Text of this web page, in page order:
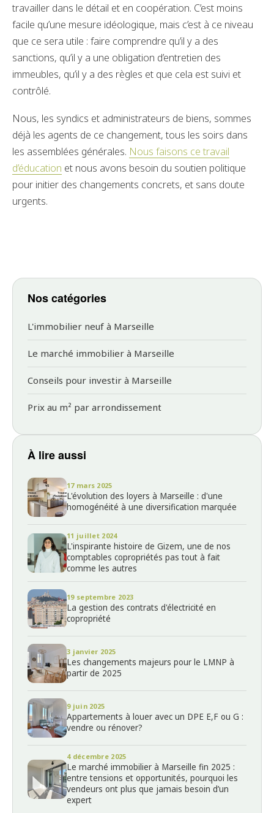
travailler dans le détail et en coopération. C’est moins
facile qu’une mesure idéologique, mais c’est à ce niveau
que ce sera utile : faire comprendre qu’il y a des
sanctions, qu’il y a une obligation d’entretien des
immeubles, qu’il y a des règles et que cela est suivi et
contrôlé.
Nous, les syndics et administrateurs de biens, sommes
déjà les agents de ce changement, tous les soirs dans
les assemblées générales. Nous faisons ce travail
d’éducation et nous avons besoin du soutien politique
pour initier des changements concrets, et sans doute
urgents.
Nos catégories
L'immobilier neuf à Marseille
Le marché immobilier à Marseille
Conseils pour investir à Marseille
Prix au m² par arrondissement
À lire aussi
17 mars 2025
L'évolution des loyers à Marseille : d'une
homogénéité à une diversification marquée
11 juillet 2024
L'inspirante histoire de Gizem, une de nos
comptables copropriétés pas tout à fait
comme les autres
19 septembre 2023
La gestion des contrats d'électricité en
copropriété
3 janvier 2025
Les changements majeurs pour le LMNP à
partir de 2025
9 juin 2025
Appartements à louer avec un DPE E,F ou G :
vendre ou rénover?
4 décembre 2025
Le marché immobilier à Marseille fin 2025 :
entre tensions et opportunités, pourquoi les
vendeurs ont plus que jamais besoin d’un
expert